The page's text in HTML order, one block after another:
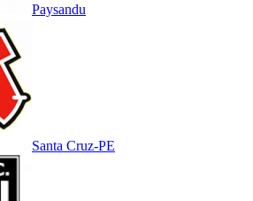
Paysandu
Santa Cruz-PE